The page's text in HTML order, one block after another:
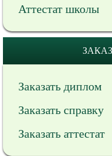
Аттестат школы
Заказать диплом
Заказать справку
Заказать аттестат